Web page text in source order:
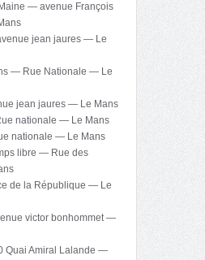
— avenue François
jean jaures — Le
— Rue Nationale — Le
jean jaures — Le Mans
nationale — Le Mans
nationale — Le Mans
libre — Rue des
de la République — Le
victor bonhommet —
Quai Amiral Lalande —